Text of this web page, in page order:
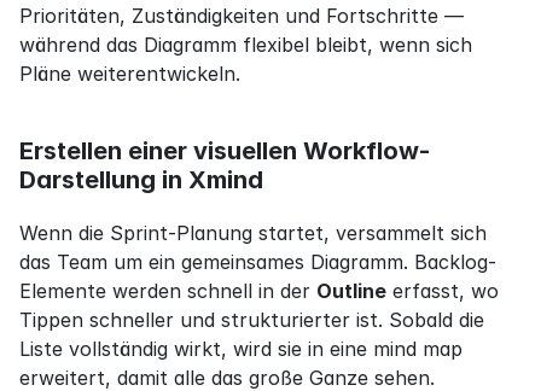
Prioritäten, Zuständigkeiten und Fortschritte —
während das Diagramm flexibel bleibt, wenn sich
Pläne weiterentwickeln.
Erstellen einer visuellen Workflow-
Darstellung in Xmind
Wenn die Sprint-Planung startet, versammelt sich
das Team um ein gemeinsames Diagramm. Backlog-
Elemente werden schnell in der Outline erfasst, wo
Tippen schneller und strukturierter ist. Sobald die
Liste vollständig wirkt, wird sie in eine mind map
erweitert, damit alle das große Ganze sehen.